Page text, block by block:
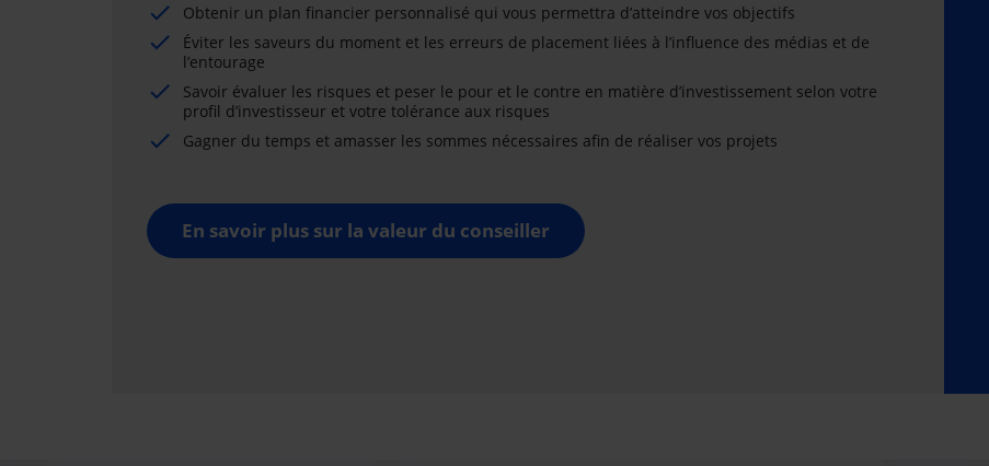
Obtenir un plan financier personnalisé qui vous permettra d’atteindre vos objectifs
Éviter les saveurs du moment et les erreurs de placement liées à l’influence des médias et de
l’entourage
Savoir évaluer les risques et peser le pour et le contre en matière d’investissement selon votre
profil d’investisseur et votre tolérance aux risques
Gagner du temps et amasser les sommes nécessaires afin de réaliser vos projets
En savoir plus sur la valeur du conseiller